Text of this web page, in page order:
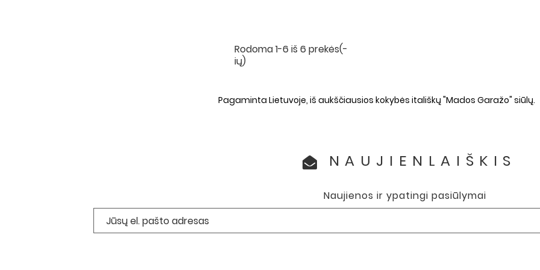
Rodoma 1-6 iš 6 prekės(-
ių)
Pagaminta Lietuvoje, iš aukščiausios kokybės itališkų "Mados Garažo" siūlų.
NAUJIENLAIŠKIS
Naujienos ir ypatingi pasiūlymai